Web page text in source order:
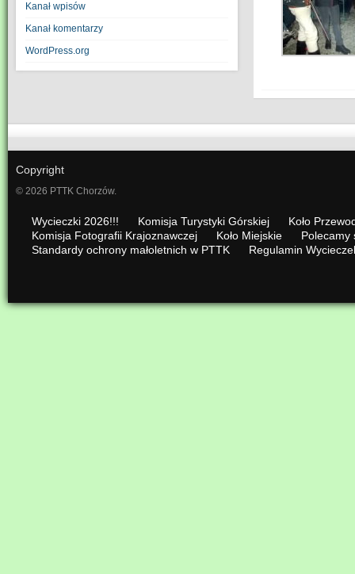
Kanał wpisów
Kanał komentarzy
WordPress.org
Copyright
© 2026 PTTK Chorzów.
Wycieczki 2026!!! Komisja Turystyki Górskiej
Koło
Komisja Fotografii Krajoznawczej
Koło Miejskie
Polecamy
Standardy ochrony małoletnich w PTTK
Regulamin